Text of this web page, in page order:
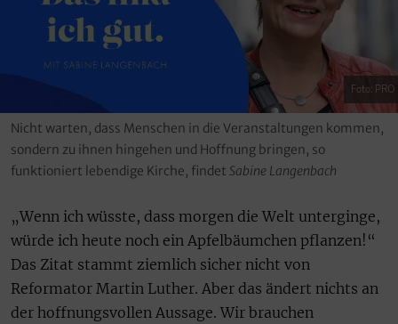
Foto: PRO
Nicht warten, dass Menschen in die Veranstaltungen kommen,
sondern zu ihnen hingehen und Hoffnung bringen, so
funktioniert lebendige Kirche, findet Sabine Langenbach
„Wenn ich wüsste, dass morgen die Welt unterginge,
würde ich heute noch ein Apfelbäumchen pflanzen!“
Das Zitat stammt ziemlich sicher nicht von
Reformator Martin Luther. Aber das ändert nichts an
der hoffnungsvollen Aussage. Wir brauchen